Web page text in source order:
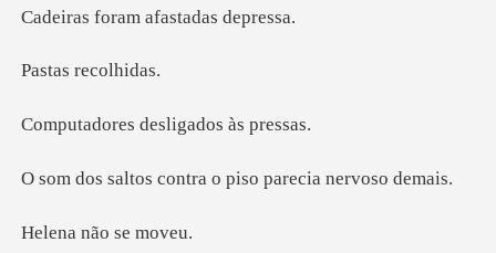
ram afastad
recol
s desligado
ontra o piso parec
não s